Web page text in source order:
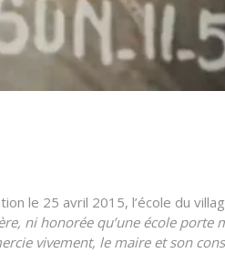
le 25 avril 2015, l’école du
ni honorée qu’une école
vivement, le maire et son